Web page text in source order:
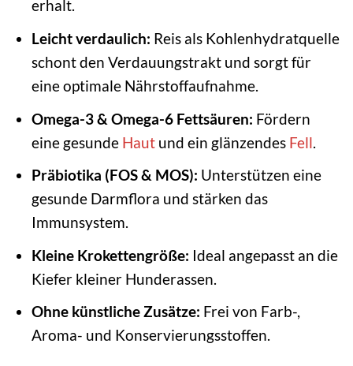
erhalt.
Leicht verdaulich: Reis als Kohlenhydratquelle
schont den Verdauungstrakt und sorgt für
eine optimale Nährstoffaufnahme.
Omega-3 & Omega-6 Fettsäuren: Fördern
eine gesunde Hautund ein glänzendes Fell
Präbiotika (FOS & MOS): Unterstützen eine
gesunde Darmflora und stärken das
Immunsystem.
Kleine Krokettengröße: Ideal angepasst an die
Kiefer kleiner Hunderassen.
Ohne künstliche Zusätze: Frei von Farb-,
Aroma- und Konservierungsstoffen.